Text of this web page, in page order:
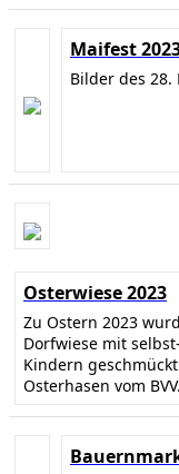
Maifest
Bilder des 28.
Osterwiese 2023
Zu Ostern 2023
Dorfwiese mit
Kindern
Osterhasen vom BVV.